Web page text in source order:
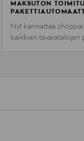
MAKSUTON
Nyt kannattaa
kaikkien tavaratalojen